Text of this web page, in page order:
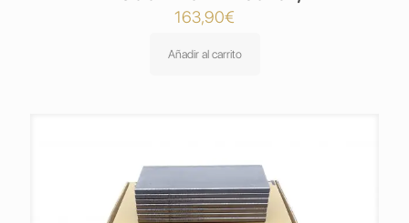
163,90€
Añadir al carrito